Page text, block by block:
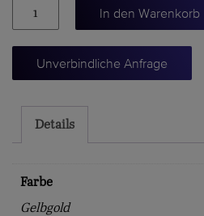
mit
Kugel
Menge
In den Warenkorb
Unverbindliche Anfrage
Details
Farbe
Gelbgold